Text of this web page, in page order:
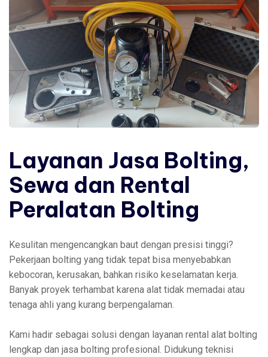
Layanan Jasa Bolting,
Sewa dan Rental
Peralatan Bolting
Kesulitan mengencangkan baut dengan presisi tinggi?
Pekerjaan bolting yang tidak tepat bisa menyebabkan
kebocoran, kerusakan, bahkan risiko keselamatan kerja.
Banyak proyek terhambat karena alat tidak memadai atau
tenaga ahli yang kurang berpengalaman.
Kami hadir sebagai solusi dengan layanan rental alat bolting
lengkap dan jasa bolting profesional. Didukung teknisi